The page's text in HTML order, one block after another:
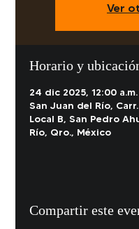
Ver
Horario y
24 dic 2025, 12:00
San Juan del Río,
Local B, San Pedro
Río, Qro., México
Compartir este